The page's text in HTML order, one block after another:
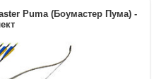
спорт
Puma (Боумастер Пума) -